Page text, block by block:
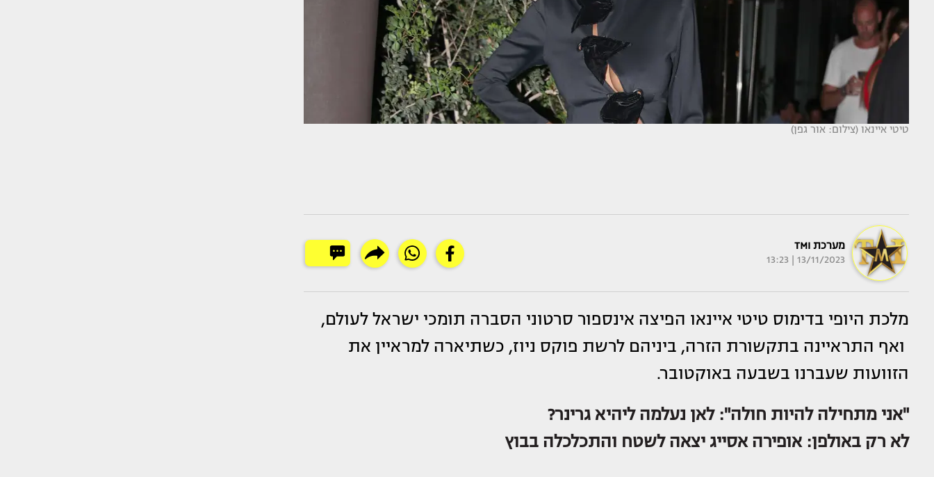
טיטי איינאו (צילום: אור גפן)
מערכת TMI
13/11/2023 | 13:23
מלכת היופי בדימוס טיטי איינאו הפיצה אינספור סרטוני הסברה תומכי ישראל לעולם,
ואף התראיינה בתקשורת הזרה, ביניהם לרשת פוקס ניוז, כשתיארה למראיין את
הזוועות שעברנו בשבעה באוקטובר.
"אני מתחילה להיות חולה": לאן נעלמה ליהיא גרינר?
לא רק באולפן: אופירה אסייג יצאה לשטח והתכלכלה בבוץ